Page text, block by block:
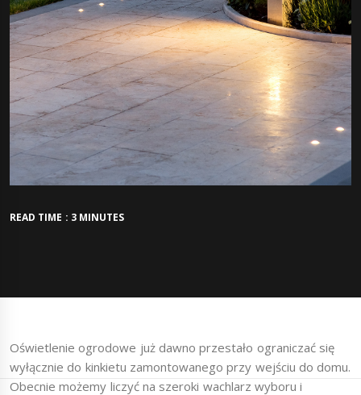
READ TIME : 3 MINUTES
Oświetlenie ogrodowe już dawno przestało ograniczać się
wyłącznie do kinkietu zamontowanego przy wejściu do domu.
Obecnie możemy liczyć na szeroki wachlarz wyboru i